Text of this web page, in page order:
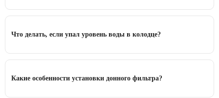
Что делать, если упал уровень воды в колодце?
Какие особенности установки донного фильтра?